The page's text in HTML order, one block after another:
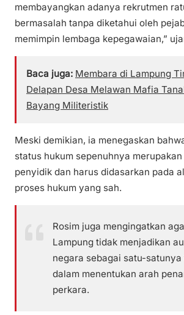
membayangkan adanya rekrutmen
bermasalah tanpa diketahui oleh
memimpin lembaga kepegawaian,”
Baca juga: Membara di Lampung
Delapan Desa Melawan Mafia
Bayang Militeristik
Meski demikian, ia menegaskan
status hukum sepenuhnya
penyidik dan harus didasarkan pada
proses hukum yang sah.
Rosim juga mengingatkan
Lampung tidak menjadikan
negara sebagai satu-
dalam menentukan arah
perkara.